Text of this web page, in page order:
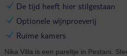
De tijd heeft hier stilgestaan
Optionele wijnproeverij
Ruime kamers
Nika Villa is een pareltje in Pestani.